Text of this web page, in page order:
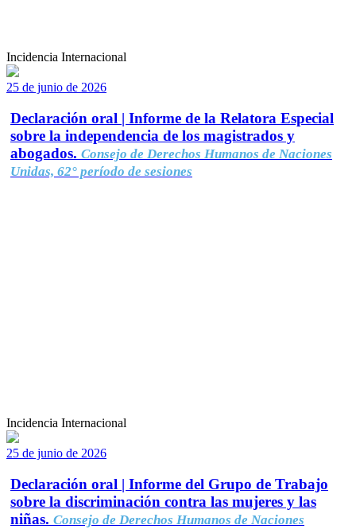
Incidencia Internacional
25 de junio de 2026
Declaración oral | Informe de la Relatora Especial
sobre la independencia de los magistrados y
abogados. Consejo de Derechos Humanos de Naciones
Unidas, 62° período de sesiones
Incidencia Internacional
25 de junio de 2026
Declaración oral | Informe del Grupo de Trabajo
sobre la discriminación contra las mujeres y las
niñas. Consejo de Derechos Humanos de Naciones